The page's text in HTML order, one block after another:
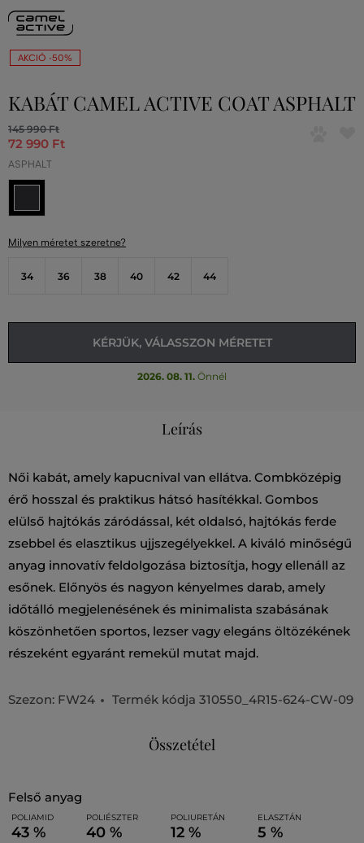
AKCIÓ -50%
KABÁT CAMEL ACTIVE COAT ASPHALT
145 990 Ft
72 990 Ft
ASPHALT
Milyen méretet szeretne?
34 36 38 40 42 44
KÉRJÜK, VÁLASSZON MÉRETET
2026. 08. 11. Önnél
Leírás
Női kabát, amely kapucnival van ellátva. Combközépig
érő hosszal és praktikus hátsó hasítékkal. Gombos
elülső hajtókás záródással, két oldalsó, hajtókás ferde
zsebbel és elasztikus ujjszegélyekkel. A kiváló minőségű
anyag innovatív feldolgozása biztosítja, hogy ellenáll az
esőnek. Előnyös és nagyon kényelmes darab, amely
időtálló megjelenésének és minimalista szabásának
köszönhetően sportos, lezser vagy elegáns öltözékének
részeként egyaránt remekül mutat majd.
Szezon: FW24 Termék kódja 310550_4R15-624-CW-09
Összetétel
felső anyag
POLIAMID
43 %
POLIÉSZTER
40 %
POLIURETÁN
12 %
ELASZTÁN
5 %